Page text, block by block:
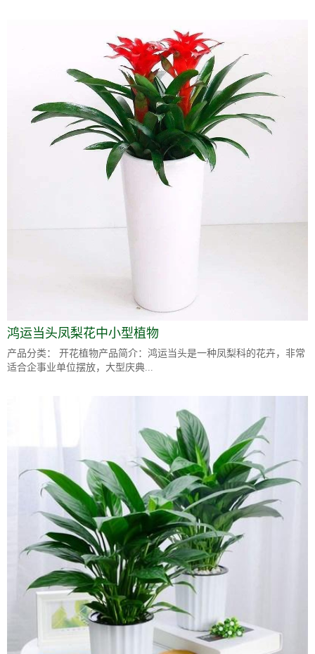
鸿运当头凤梨花中小型植物
产品分类： 开花植物产品简介：鸿运当头是一种凤梨科的花卉，非常
适合企事业单位摆放，大型庆典...